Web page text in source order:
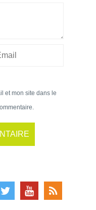
et mon site dans le